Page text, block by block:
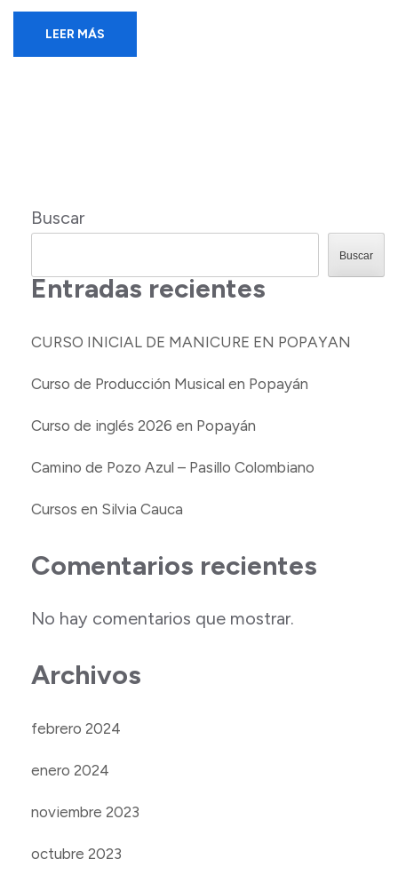
LEER MÁS
Buscar
Buscar
Entradas recientes
CURSO INICIAL DE MANICURE EN POPAYAN
Curso de Producción Musical en Popayán
Curso de inglés 2026 en Popayán
Camino de Pozo Azul – Pasillo Colombiano
Cursos en Silvia Cauca
Comentarios recientes
No hay comentarios que mostrar.
Archivos
febrero 2024
enero 2024
noviembre 2023
octubre 2023